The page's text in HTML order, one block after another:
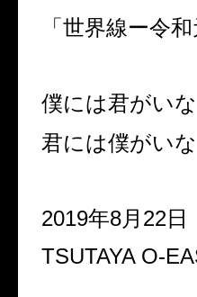
「世界線ー令
僕には君がい
君には僕がい
2019年8月22日
TSUTAYA O-